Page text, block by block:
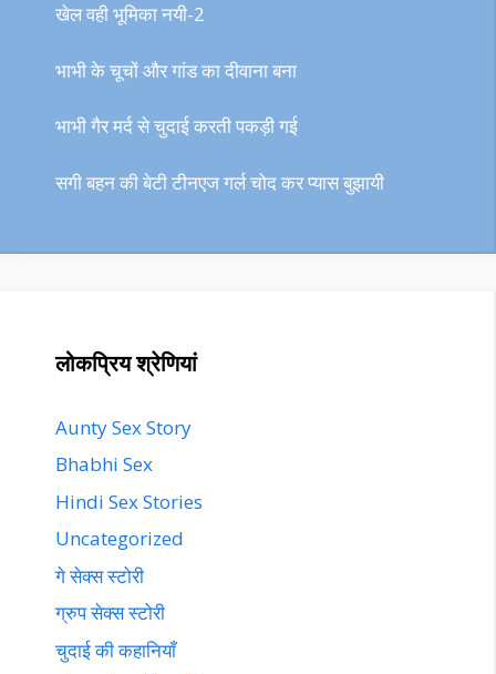
खेल वही भूमिका नयी-2
भाभी के चूचों और गांड का दीवाना बना
भाभी गैर मर्द से चुदाई करती पकड़ी गई
सगी बहन की बेटी टीनएज गर्ल चोद कर प्यास बुझायी
लोकप्रिय श्रेणियां
Aunty Sex Story
Bhabhi Sex
Hindi Sex Stories
Uncategorized
गे सेक्स स्टोरी
ग्रुप सेक्स स्टोरी
चुदाई की कहानियाँ